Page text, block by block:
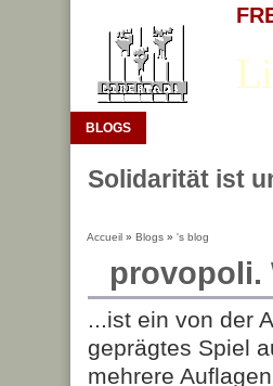
BLOGS
Solidarität ist
Accueil » Blogs » 's blog
provopoli.
...ist ein von der
geprägtes Spiel
mehrere